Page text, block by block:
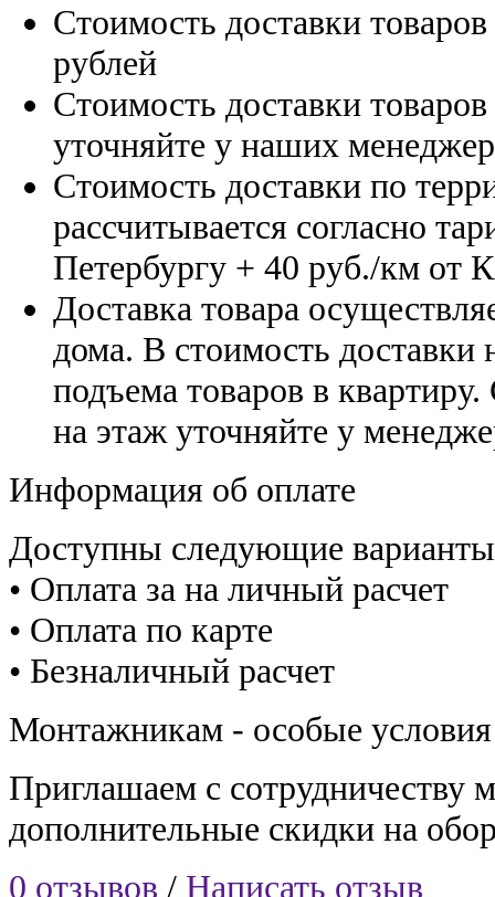
Стоимость доставки
рублей
Стоимость доставки
уточняйте у наших
Стоимость доставки по
рассчитывается согласно
Петербургу + 40 руб./км от
Доставка товара
дома. В стоимость доставки
подъема товаров в
на этаж уточняйте у
Информация об оплате
Доступны следующие
• Оплата за на личный расчет
• Оплата по карте
• Безналичный расчет
Монтажникам - особые условия
Приглашаем с сотрудничеству
дополнительные скидки на
0 отзывов / Написать отзыв